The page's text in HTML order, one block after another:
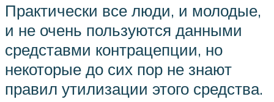
Практически все люди, и молодые,
и не очень пользуются данными
средставми контрацепции, но
некоторые до сих пор не знают
правил утилизации этого средства.